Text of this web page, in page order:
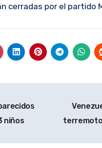
cerradas por el partido
niños